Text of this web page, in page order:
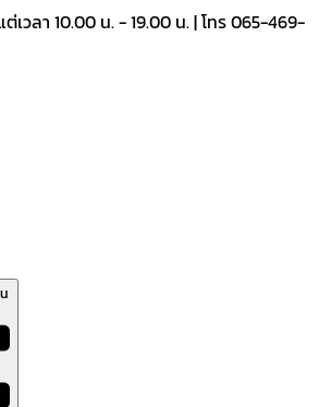
เวลา 10.00 น. - 19.00 น. | โทร 065-469-